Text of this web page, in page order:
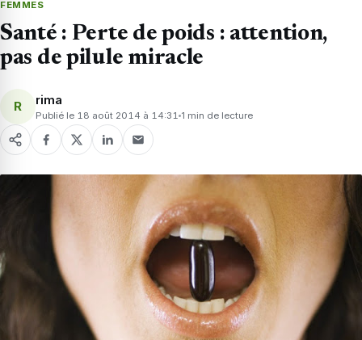
FEMMES
Santé : Perte de poids : attention,
pas de pilule miracle
R rima
Publié le 18 août 2014 à 14:31 1 min de lecture